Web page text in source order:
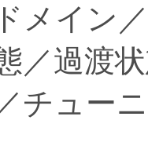
メイン
／過渡
チュー